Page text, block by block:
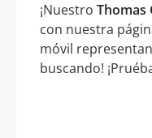
¡Nuestro Thomas
con nuestra
móvil
buscando!